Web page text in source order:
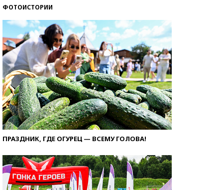
ФОТОИСТОРИИ
ПРАЗДНИК, ГДЕ ОГУРЕЦ — ВСЕМУ ГОЛОВА!